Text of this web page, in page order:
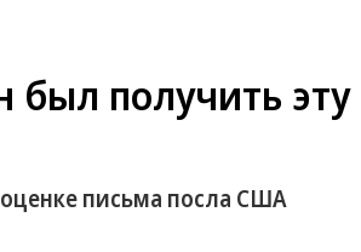
получить эту
письма посла США